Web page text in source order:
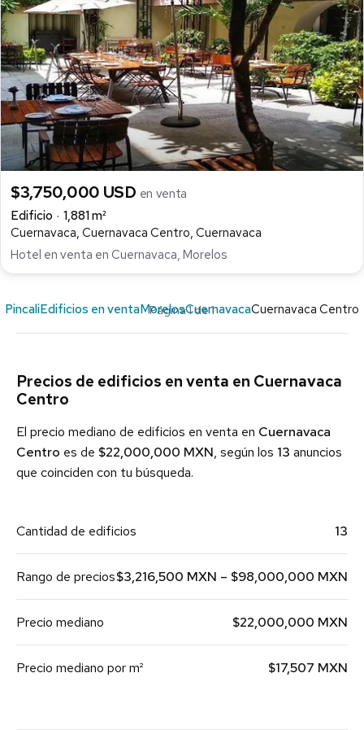
$3,750,000 USD en venta
Edificio
1,881 m²
Cuernavaca, Cuernavaca Centro, Cuernavaca
Hotel en venta en Cuernavaca, Morelos
Página 1 de 1
PincaliEdificios en ventaMorelosCuernavacaCuernavaca Centro
Precios de edificios en venta en Cuernavaca
Centro
El precio mediano de edificios en venta en Cuernavaca
Centro es de $22,000,000 MXN, según los 13 anuncios
que coinciden con tu búsqueda.
Cantidad de edificios 13
Rango de precios$3,216,500 MXN – $98,000,000 MXN
Precio mediano $22,000,000 MXN
Precio mediano por m² $17,507 MXN